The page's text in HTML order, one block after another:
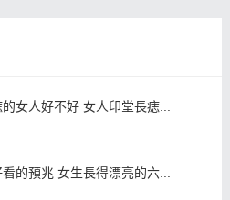
女人好不好 女人印堂長痣...
的預兆 女生長得漂亮的六...